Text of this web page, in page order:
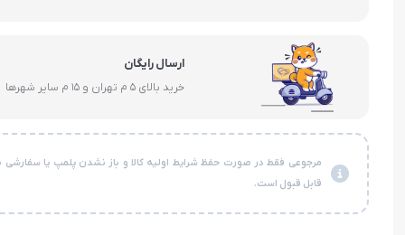
ارسال رایگان
خرید بالای 5 م تهران و 15 م سایر شهرها
مرجوعی فقط در صورت حفظ شرایط اولیه کالا و باز نشدن پلمپ یا سفارشی
قابل قبول است.